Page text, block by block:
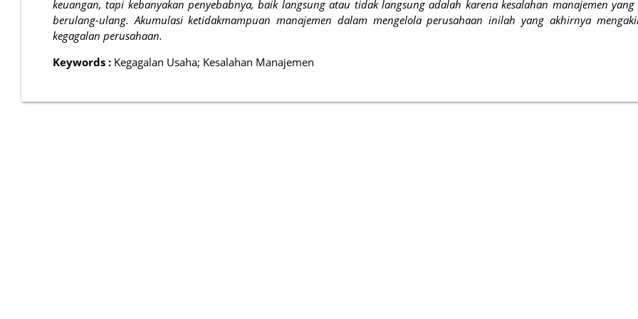
keuangan, tapi kebanyakan penyebabnya, baik langsung atau tidak langsung adalah karena kesalahan manajemen
berulang-ulang. Akumulasi ketidakmampuan manajemen dalam mengelola perusahaan inilah yang akhirnya
kegagalan perusahaan.
Keywords : Kegagalan Usaha; Kesalahan Manajemen